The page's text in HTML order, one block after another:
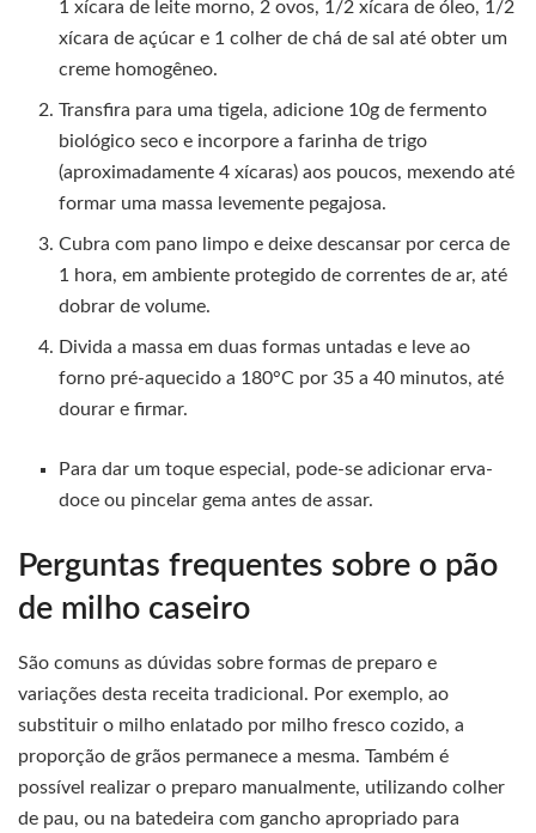
1 xícara de leite morno, 2 ovos, 1/2 xícara de óleo, 1/2
xícara de açúcar e 1 colher de chá de sal até obter um
creme homogêneo.
Transfira para uma tigela, adicione 10g de fermento
biológico seco e incorpore a farinha de trigo
(aproximadamente 4 xícaras) aos poucos, mexendo até
formar uma massa levemente pegajosa.
Cubra com pano limpo e deixe descansar por cerca de
1 hora, em ambiente protegido de correntes de ar, até
dobrar de volume.
Divida a massa em duas formas untadas e leve ao
forno pré-aquecido a 180°C por 35 a 40 minutos, até
dourar e firmar.
Para dar um toque especial, pode-se adicionar erva-
doce ou pincelar gema antes de assar.
Perguntas frequentes sobre o pão
de milho caseiro
São comuns as dúvidas sobre formas de preparo e
variações desta receita tradicional. Por exemplo, ao
substituir o milho enlatado por milho fresco cozido, a
proporção de grãos permanece a mesma. Também é
possível realizar o preparo manualmente, utilizando colher
de pau, ou na batedeira com gancho apropriado para